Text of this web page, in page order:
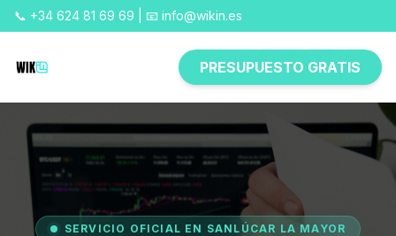
📞 +34 624 81 69 69 | 📧 info@wikin.es
PRESUPUESTO GRATIS
SERVICIO OFICIAL EN SANLÚCAR LA MAYOR